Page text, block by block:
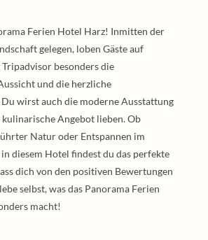
Ferien Hotel Harz! Inmitten der
gelegen, loben Gäste auf
besonders die
und die herzliche
wirst auch die moderne Ausstattung
Angebot lieben. Ob
Natur oder Entspannen im
diesem Hotel findest du das perfekte
dich von den positiven Bewertungen
selbst, was das Panorama Ferien
macht!